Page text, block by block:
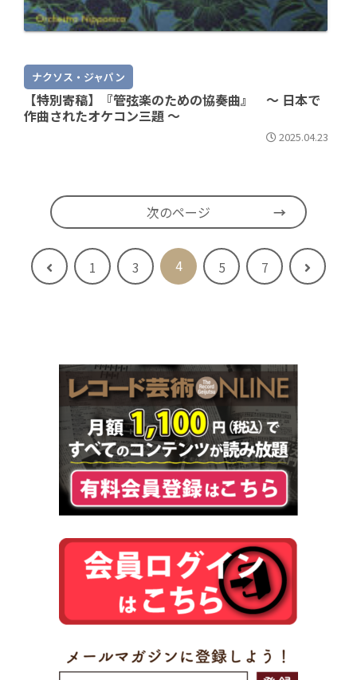
ナクソス・ジャパン
【特別寄稿】『管弦楽のための協奏曲』 ～ 日本で
作曲されたオケコン三題 ～
2025.04.23
次のページ
前
1 3 4 5 7
次